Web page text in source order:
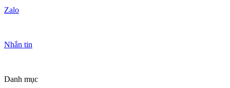
Zalo
Nhắn tin
Danh mục